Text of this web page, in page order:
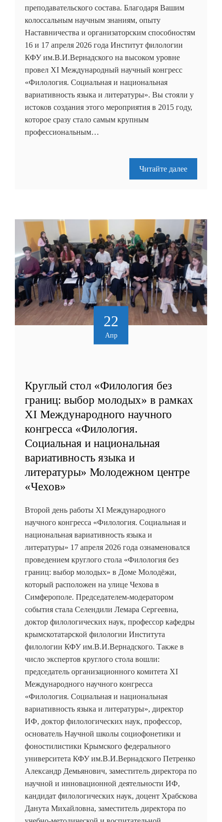
преподавательского состава. Благодаря Вашим
колоссальным научным знаниям, опыту
Наставничества и организаторским способностям
16 и 17 апреля 2026 года Институт филологии
КФУ им.В.И.Вернадского на высоком уровне
провел XI Международный научный конгресс
«Филология. Социальная и национальная
вариативность языка и литературы». Вы стояли у
истоков создания этого мероприятия в 2015 году,
которое сразу стало самым крупным
профессиональным…
Читайте далее
22
Апр
Круглый стол «Филология без
границ: выбор молодых» в рамках
XI Международного научного
конгресса «Филология.
Социальная и национальная
вариативность языка и
литературы» Молодежном центре
«Чехов»
Второй день работы XI Международного
научного конгресса «Филология. Социальная и
национальная вариативность языка и
литературы» 17 апреля 2026 года ознаменовался
проведением круглого стола «Филология без
границ: выбор молодых» в Доме Молодёжи,
который расположен на улице Чехова в
Симферополе. Председателем-модератором
события стала Селендили Лемара Сергеевна,
доктор филологических наук, профессор кафедры
крымскотатарской филологии Института
филологии КФУ им.В.И.Вернадского. Также в
число экспертов круглого стола вошли:
председатель организационного комитета ХI
Международного научного конгресса
«Филология. Социальная и национальная
вариативность языка и литературы», директор
ИФ, доктор филологических наук, профессор,
основатель Научной школы социофонетики и
фоностилистики Крымского федерального
университета КФУ им.В.И.Вернадского Петренко
Александр Демьянович, заместитель директора по
научной и инновационной деятельности ИФ,
кандидат филологических наук, доцент Храбскова
Данута Михайловна, заместитель директора по